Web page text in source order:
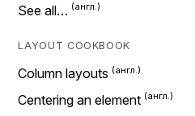
See all…
LAYOUT COOKBOOK
Column layouts
Centering an element